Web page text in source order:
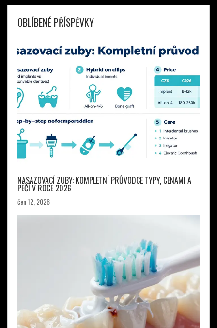
OBLÍBENÉ PŘÍSPĚVKY
NASAZOVACÍ ZUBY: KOMPLETNÍ PRŮVODCE TYPY, CENAMI A
PÉČÍ V ROCE 2026
čen 12, 2026